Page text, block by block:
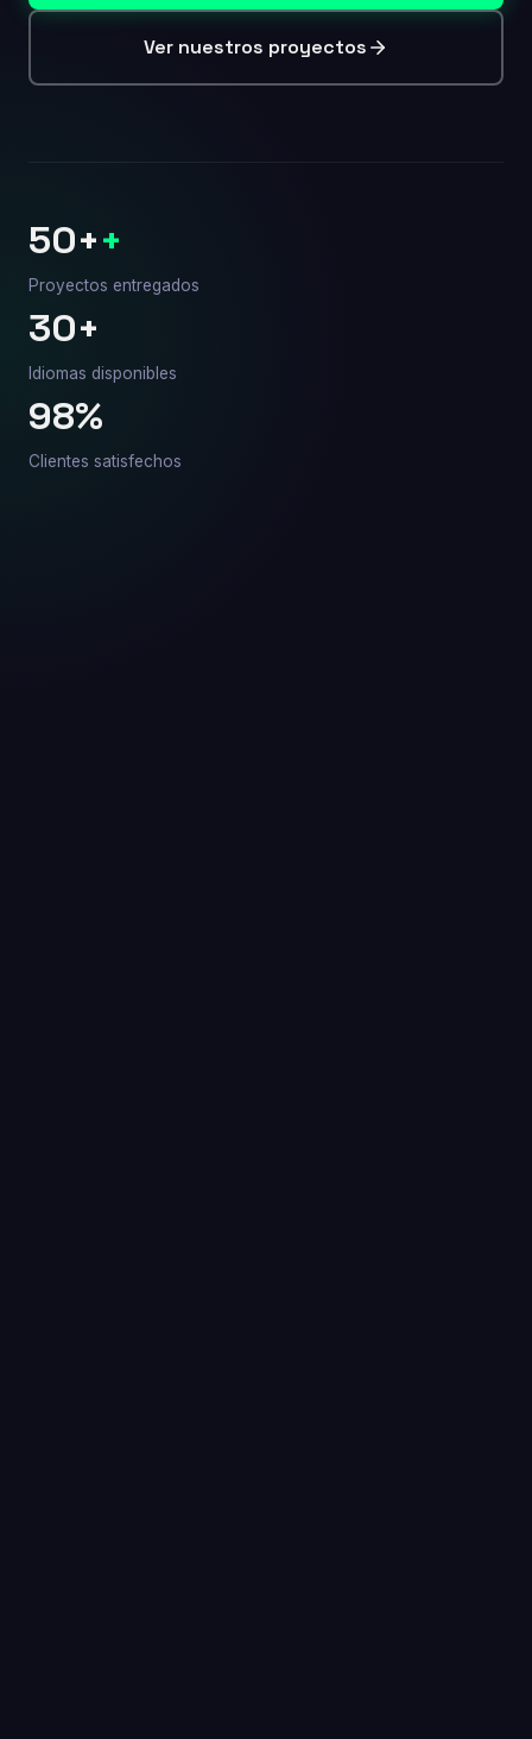
Ver nuestros proyectos
50++
Proyectos entregados
30+
Idiomas disponibles
98%
Clientes satisfechos